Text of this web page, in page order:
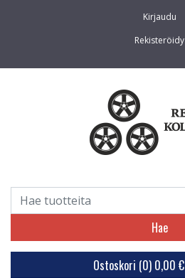
Kirjaudu
Rekisteröidy
Hae
Ostoskori (0) 0,00 €